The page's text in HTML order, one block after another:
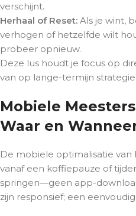
verschijnt.
Herhaal of Reset: Als je wint,
verhogen of hetzelfde wilt
probeer opnieuw.
Deze lus houdt je focus op
van op lange-termijn strategie.
Mobiele
Waar en
De mobiele optimalisatie
vanaf een koffiepauze of
springen—geen app-
zijn responsief; een